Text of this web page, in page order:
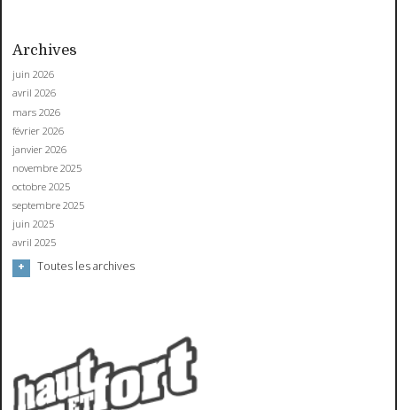
Archives
juin 2026
avril 2026
mars 2026
février 2026
janvier 2026
novembre 2025
octobre 2025
septembre 2025
juin 2025
avril 2025
Toutes les archives